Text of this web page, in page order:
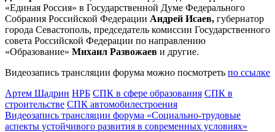
«Единая Россия» в Государственной Думе Федерального
Собрания Российской Федерации Андрей Исаев, губернатор
города Севастополь, председатель комиссии Государственного
совета Российской Федерации по направлению
«Образование» Михаил Развожаев и другие.
Видеозапись трансляции форума можно посмотреть по ссылке
Артем Шадрин НРБ СПК в сфере образования СПК в
строительстве СПК автомобилестроения
Видеозапись трансляции форума «Социально-трудовые
аспекты устойчивого развития в современных условиях»